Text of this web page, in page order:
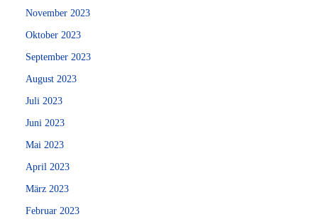
November 2023
Oktober 2023
September 2023
August 2023
Juli 2023
Juni 2023
Mai 2023
April 2023
März 2023
Februar 2023